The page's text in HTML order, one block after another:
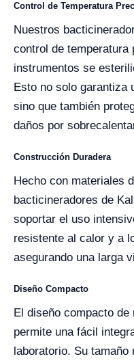
Control de Temperatura
Nuestros
control de temperatura
instrumentos se
Esto no solo garantiza
sino que también
daños por
Construcción Duradera
Hecho con materiales
bacticineradores de
soportar el uso
resistente al calor y a
asegurando una larga
Diseño Compacto
El diseño compacto
permite una fácil
laboratorio. Su tamaño